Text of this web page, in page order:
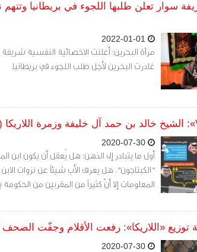
سوار تعلن طلبها اللجوء في بريطانيا
غادرت البحرين لأجل طلب اللجوء في بريطانيا.
أول ما يتبادر إلى الذهن: هل يُعقل أن يكون
"الكبتاجون". هل يعرف الأب شيئاً عن نزوات
المعلومات إلا أنّ كثيراً من المقربين من
توزيع «اللاريكا»: رفعت الأقلام وجفّت الصحف (1 -